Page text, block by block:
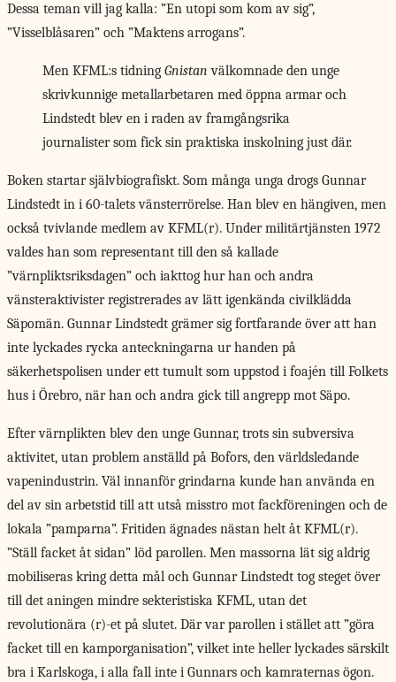
Dessa teman vill jag kalla: ”En utopi som kom av sig”,
”Visselblåsaren” och ”Maktens arrogans”.
Men KFML:s tidning Gnistan välkomnade den unge
skrivkunnige metallarbetaren med öppna armar och
Lindstedt blev en i raden av framgångsrika
journalister som fick sin praktiska inskolning just där.
Boken startar självbiografiskt. Som många unga drogs Gunnar
Lindstedt in i 60-talets vänsterrörelse. Han blev en hängiven, men
också tvivlande medlem av KFML(r). Under militärtjänsten 1972
valdes han som representant till den så kallade
”värnpliktsriksdagen” och iakttog hur han och andra
vänsteraktivister registrerades av lätt igenkända civilklädda
Säpomän. Gunnar Lindstedt grämer sig fortfarande över att han
inte lyckades rycka anteckningarna ur handen på
säkerhetspolisen under ett tumult som uppstod i foajén till Folkets
hus i Örebro, när han och andra gick till angrepp mot Säpo.
Efter värnplikten blev den unge Gunnar, trots sin subversiva
aktivitet, utan problem anställd på Bofors, den världsledande
vapenindustrin. Väl innanför grindarna kunde han använda en
del av sin arbetstid till att utså misstro mot fackföreningen och de
lokala ”pamparna”. Fritiden ägnades nästan helt åt KFML(r).
”Ställ facket åt sidan” löd parollen. Men massorna lät sig aldrig
mobiliseras kring detta mål och Gunnar Lindstedt tog steget över
till det aningen mindre sekteristiska KFML, utan det
revolutionära (r)-et på slutet. Där var parollen i stället att ”göra
facket till en kamporganisation”, vilket inte heller lyckades särskilt
bra i Karlskoga, i alla fall inte i Gunnars och kamraternas ögon.